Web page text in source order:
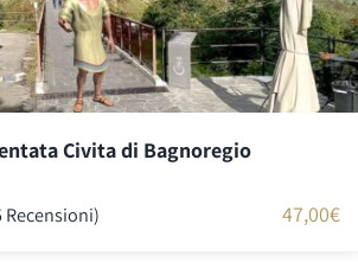
Civita di Bagnoregio
Recensioni) 47,00€